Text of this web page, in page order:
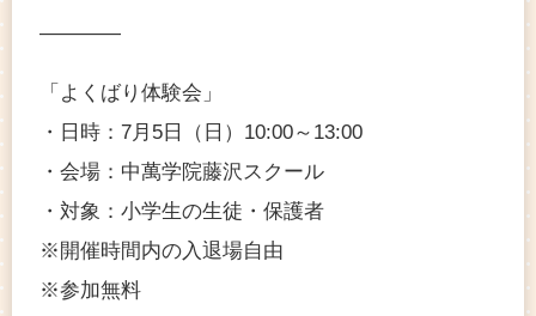
————
「よくばり体験会」
・日時：7月5日（日）10:00～13:00
・会場：中萬学院藤沢スクール
・対象：小学生の生徒・保護者
※開催時間内の入退場自由
※参加無料